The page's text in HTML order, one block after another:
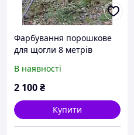
Фарбування порошкове
для щогли 8 метрів
В наявності
2 100₴
Купити